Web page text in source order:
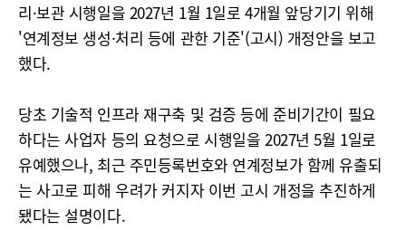
리·보관 시행일을 2027년 1월 1일로 4개월 앞당기기 위해
'연계정보 생성·처리 등에 관한 기준'(고시) 개정안을 보고
했다.
당초 기술적 인프라 재구축 및 검증 등에 준비기간이 필요
하다는 사업자 등의 요청으로 시행일을 2027년 5월 1일로
유예했으나, 최근 주민등록번호와 연계정보가 함께 유출되
는 사고로 피해 우려가 커지자 이번 고시 개정을 추진하게
됐다는 설명이다.